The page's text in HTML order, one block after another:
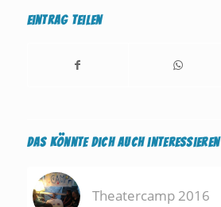
Eintrag teilen
Das könnte Dich auch interessieren
Theatercamp 2016